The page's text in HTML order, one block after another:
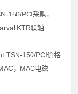
150/PCI采购，
联轴
TSN-150/PCI价格
，MAC电磁